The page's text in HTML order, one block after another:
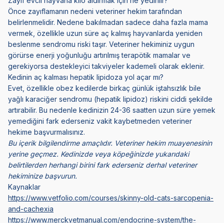
Önce zayıflamanın nedeni veteriner hekim tarafından
belirlenmelidir. Nedene bakılmadan sadece daha fazla mama
vermek, özellikle uzun süre aç kalmış hayvanlarda yeniden
beslenme sendromu riski taşır. Veteriner hekiminiz uygun
görürse enerji yoğunluğu artırılmış terapötik mamalar ve
gerekiyorsa destekleyici takviyeler kademeli olarak eklenir.
Kedinin aç kalması hepatik lipidoza yol açar mı?
Evet, özellikle obez kedilerde birkaç günlük iştahsızlık bile
yağlı karaciğer sendromu (hepatik lipidoz) riskini ciddi şekilde
artırabilir. Bu nedenle kedinizin 24-36 saatten uzun süre yemek
yemediğini fark ederseniz vakit kaybetmeden veteriner
hekime başvurmalısınız.
Bu içerik bilgilendirme amaçlıdır. Veteriner hekim muayenesinin
yerine geçmez. Kedinizde veya köpeğinizde yukarıdaki
belirtilerden herhangi birini fark ederseniz derhal veteriner
hekiminize başvurun.
Kaynaklar
https://www.vetfolio.com/courses/skinny-old-cats-sarcopenia-
and-cachexia
https://www.merckvetmanual.com/endocrine-system/the-